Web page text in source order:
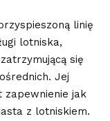
linię
lotniska,
się
Jej
zapewnienie jak
z lotniskiem.